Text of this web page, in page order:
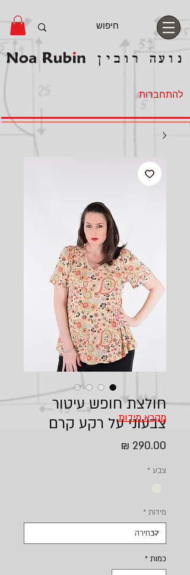
להתחברות
חולצת חופש עיטור
צבעוני על רקע קרם
צבע *
מידות *
כמות *
מקרא מידות